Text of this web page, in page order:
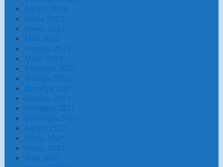
Август 2022
Июль 2022
Июнь 2022
Май 2022
Апрель 2022
Март 2022
Февраль 2022
Январь 2022
Декабрь 2021
Ноябрь 2021
Октябрь 2021
Сентябрь 2021
Август 2021
Июль 2021
Июнь 2021
Май 2021